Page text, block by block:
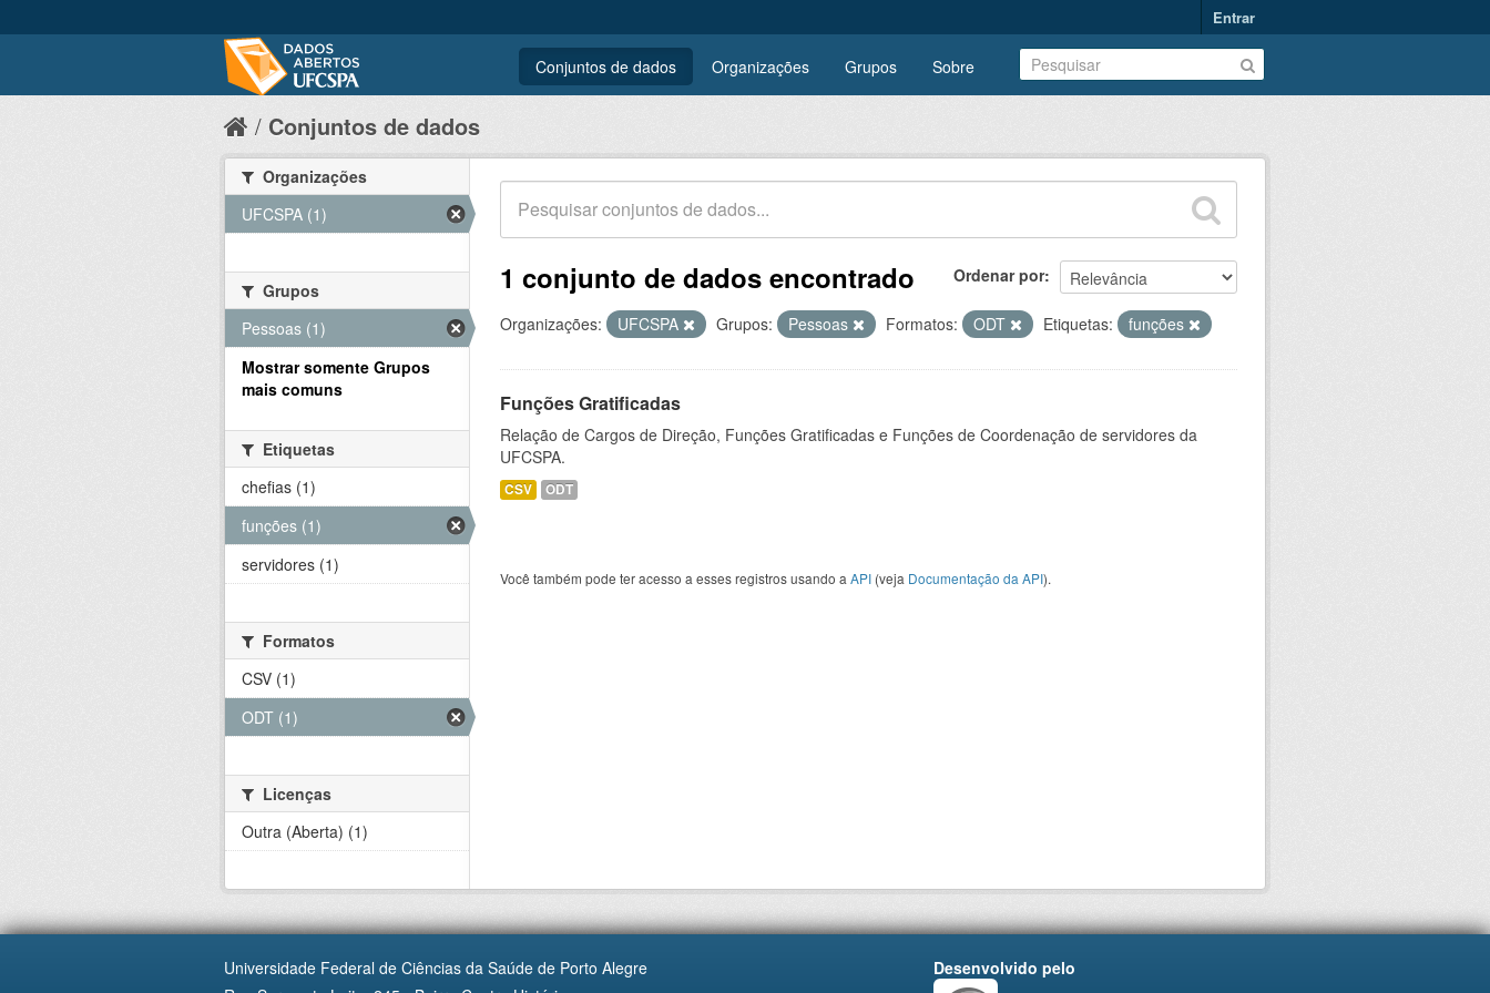
Entrar
Conjuntos de dados Organizações Grupos Sobre
Conjuntos de dados
Ordenar por
1 conjunto de dados encontrado
Organizações: UFCSPA Grupos: Pessoas Formatos: ODT Etiquetas: funções
Funções Gratificadas
Relação de Cargos de Direção, Funções Gratificadas e Funções de Coordenação de servidores da
UFCSPA.
CSV ODT
Você também pode ter acesso a esses registros usando a API (veja Documentação da API).
Organizações
UFCSPA (1)
Grupos
Pessoas (1)
Mostrar somente Grupos
mais comuns
Etiquetas
chefias (1)
funções (1)
servidores (1)
Formatos
CSV (1)
ODT (1)
Licenças
Outra (Aberta) (1)
Universidade Federal de Ciências da Saúde de Porto Alegre
Desenvolvido pelo